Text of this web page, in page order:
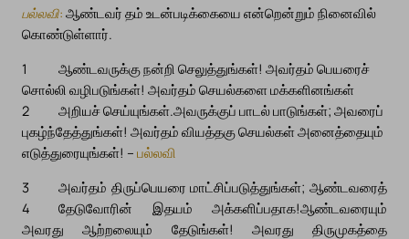
பல்லவி: ஆண்டவர் தம் உடன்படிக்கையை என்றென்றும் நினைவில்
கொண்டுள்ளார்.
1
ஆண்டவருக்கு நன்றி செலுத்துங்கள்! அவர்தம் பெயரைச்
சொல்லி வழிபடுங்கள்! அவர்தம் செயல்களை மக்களினங்கள்
அறியச் செய்யுங்கள்.
2
அவருக்குப் பாடல் பாடுங்கள்; அவரைப்
புகழ்ந்தேத்துங்கள்! அவர்தம் வியத்தகு செயல்கள் அனைத்தையும்
எடுத்துரையுங்கள்! – பல்லவி
3
அவர்தம் திருப்பெயரை மாட்சிப்படுத்துங்கள்; ஆண்டவரைத்
தேடுவோரின் இதயம் அக்களிப்பதாக!
4
ஆண்டவரையும்
அவரது ஆற்றலையும் தேடுங்கள்! அவரது திருமுகத்தை